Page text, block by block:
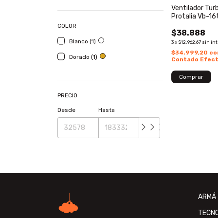
COLOR
Blanco (1)
Dorado (1)
PRECIO
Desde Hasta
Ventilador
Protalia Vb-
$38.888
3x $12.962,67 sin
$34.999,20
Contado
ARMÁ